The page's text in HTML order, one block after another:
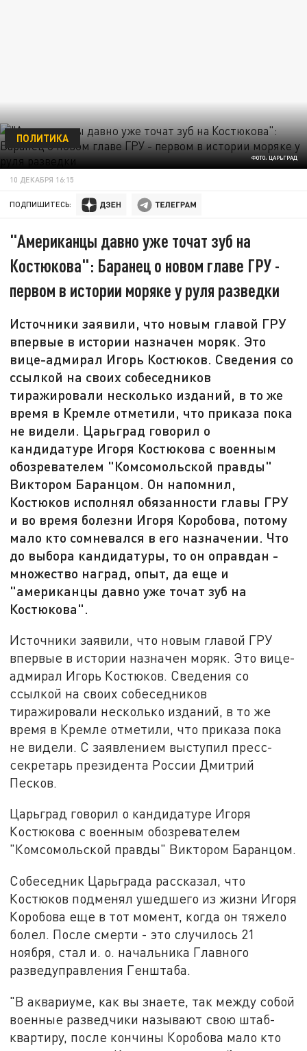
ФОТО: ЦАРЬГРАД
ПОЛИТИКА
10 ДЕКАБРЯ 16:15
ПОДПИШИТЕСЬ:
"Американцы давно уже точат зуб на
Костюкова": Баранец о новом главе ГРУ -
первом в истории моряке у руля разведки
Источники заявили, что новым главой ГРУ
впервые в истории назначен моряк. Это
вице-адмирал Игорь Костюков. Сведения со
ссылкой на своих собеседников
тиражировали несколько изданий, в то же
время в Кремле отметили, что приказа пока
не видели. Царьград говорил о
кандидатуре Игоря Костюкова с военным
обозревателем "Комсомольской правды"
Виктором Баранцом. Он напомнил,
Костюков исполнял обязанности главы ГРУ
и во время болезни Игоря Коробова, потому
мало кто сомневался в его назначении. Что
до выбора кандидатуры, то он оправдан -
множество наград, опыт, да еще и
"американцы давно уже точат зуб на
Костюкова".
Источники заявили, что новым главой ГРУ
впервые в истории назначен моряк. Это вице-
адмирал Игорь Костюков. Сведения со
ссылкой на своих собеседников
тиражировали несколько изданий, в то же
время в Кремле отметили, что приказа пока
не видели. С заявлением выступил пресс-
секретарь президента России Дмитрий
Песков.
Царьград говорил о кандидатуре Игоря
Костюкова с военным обозревателем
"Комсомольской правды" Виктором Баранцом.
Собеседник Царьграда рассказал, что
Костюков подменял ушедшего из жизни Игоря
Коробова еще в тот момент, когда он тяжело
болел. После смерти - это случилось 21
ноября, стал и. о. начальника Главного
разведуправления Генштаба.
"В аквариуме, как вы знаете, так между собой
военные разведчики называют свою штаб-
квартиру, после кончины Коробова мало кто